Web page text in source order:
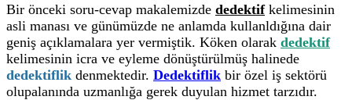
Bir önceki soru-cevap makalemizde dedektifkelimesinin
asli manası ve günümüzde ne anlamda kullanldığına dair
geniş açıklamalara yer vermiştik. Köken olarak dedektif
kelimesinin icra ve eyleme dönüştürülmüş halinede
dedektiflik denmektedir. Dedektiflik bir özel iş sektörü
olupalanında uzmanlığa gerek duyulan hizmet tarzıdır.